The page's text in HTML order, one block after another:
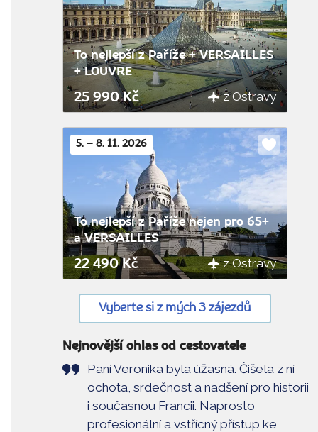
oblíbených
To nejlepší z Paříže + VERSAILLES
+ LOUVRE
25 990 Kč z Ostravy
5. – 8. 11. 2026
Do
oblíbených
To nejlepší z Paříže nejen pro 65+
a VERSAILLES
22 490 Kč z Ostravy
Vyberte si z mých 3 zájezdů
Nejnovější ohlas od cestovatele
Paní Veronika byla úžasná. Čišela z ní
ochota, srdečnost a nadšení pro historii
i současnou Francii. Naprosto
profesionální a vstřícný přístup ke